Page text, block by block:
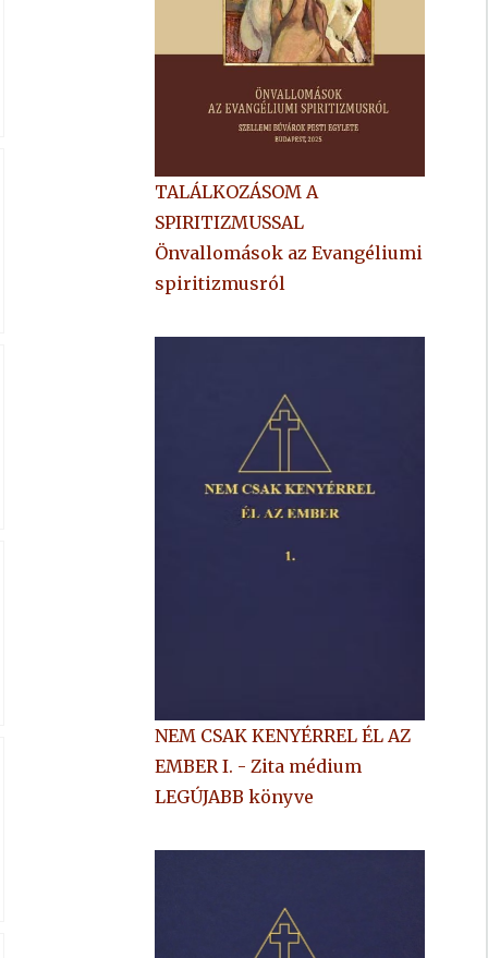
TALÁLKOZÁSOM A
SPIRITIZMUSSAL
Önvallomások az Evangéliumi
spiritizmusról
NEM CSAK KENYÉRREL ÉL AZ
EMBER I. - Zita médium
LEGÚJABB könyve